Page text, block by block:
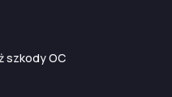
szkody OC